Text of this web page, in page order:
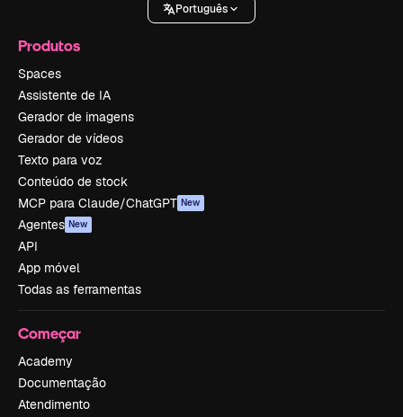
Português
Produtos
Spaces
Assistente de IA
Gerador de imagens
Gerador de vídeos
Texto para voz
Conteúdo de stock
MCP para Claude/ChatGPT New
Agentes New
API
App móvel
Todas as ferramentas
Começar
Academy
Documentação
Atendimento